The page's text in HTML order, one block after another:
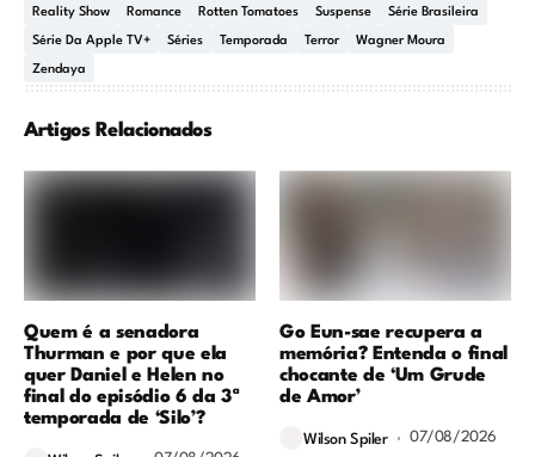
Reality Show Romance Rotten Tomatoes Suspense Série Brasileira
Série Da Apple TV+ Séries Temporada Terror Wagner Moura
Zendaya
Artigos Relacionados
Quem é a senadora
Thurman e por que ela
quer Daniel e Helen no
final do episódio 6 da 3ª
temporada de ‘Silo’?
Go Eun-sae recupera a
memória? Entenda o final
chocante de ‘Um Grude
de Amor’
Wilson Spiler 07/08/2026